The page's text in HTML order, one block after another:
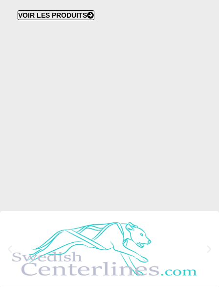
VOIR LES PRODUITS